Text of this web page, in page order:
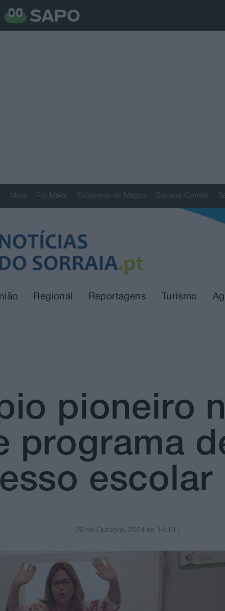
Mora Rio Maior Salvaterra de Magos Samora Correia
Regional Reportagens Turismo
pioneiro
programa
escolar
26 de Outubro, 2024 às 14:19